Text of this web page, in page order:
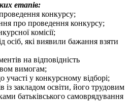
етапів:
конкурсу;
про проведення конкурсу;
комісії;
осіб, які виявили бажання взяти
на відповідність
вимогам;
у конкурсному відборі;
із закладом освіти, його трудовим
батьківського самоврядування